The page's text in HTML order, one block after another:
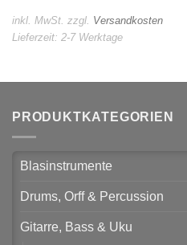
inkl. MwSt. zzgl. Versandkosten
Lieferzeit: 2-7 Werktage
PRODUKTKATEGORIEN
Blasinstrumente
Drums, Orff & Percussion
Gitarre, Bass & Uku